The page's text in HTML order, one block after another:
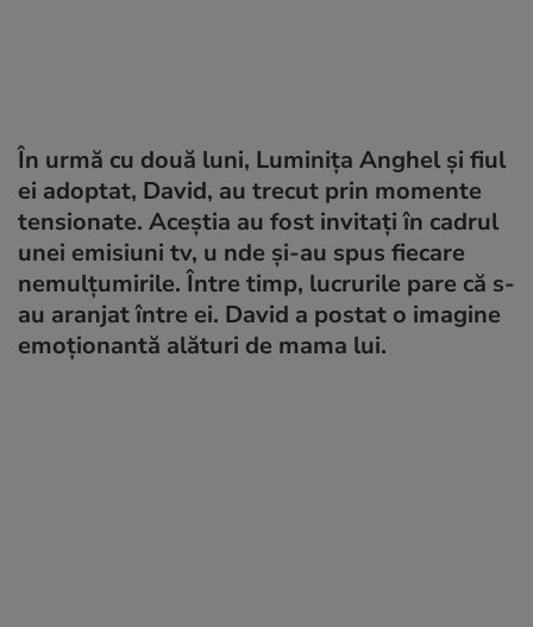
În urmă cu două luni, Luminița Anghel și fiul
ei adoptat, David, au trecut prin momente
tensionate. Aceștia au fost invitați în cadrul
unei emisiuni tv, u nde și-au spus fiecare
nemulțumirile. Între timp, lucrurile pare că s-
au aranjat între ei. David a postat o imagine
emoționantă alături de mama lui.